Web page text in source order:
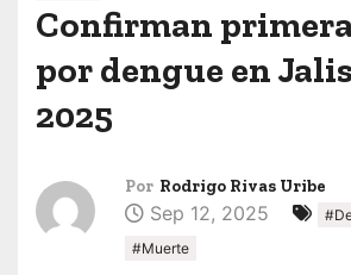
Confirman
por dengue en
2025
Por Rodrigo Rivas Uribe
Sep 12, 2025
#Muerte